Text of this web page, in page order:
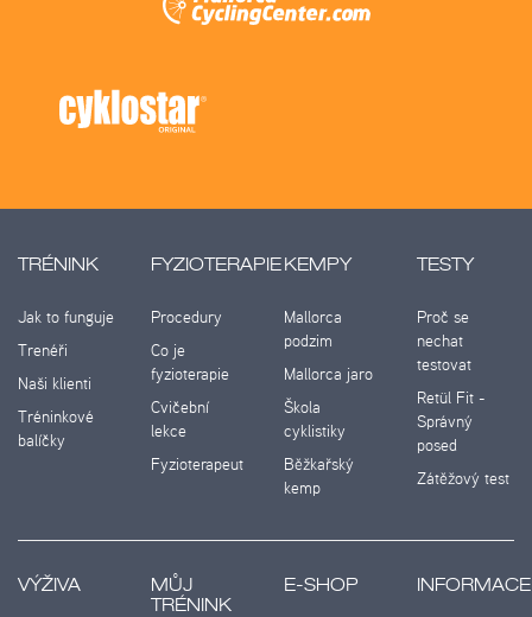
TRÉNINK
Jak to funguje
Trenéři
Naši klienti
Tréninkové
balíčky
FYZIOTERAPIE
Procedury
Co je
fyzioterapie
Cvičební
lekce
Fyzioterapeut
KEMPY
Mallorca
podzim
Mallorca jaro
Škola
cyklistiky
Běžkařský
kemp
TESTY
Proč se
nechat
testovat
Retül Fit -
Správný
posed
Zátěžový test
VÝŽIVA
MŮJ
TRÉNINK
E-SHOP INFORMACE